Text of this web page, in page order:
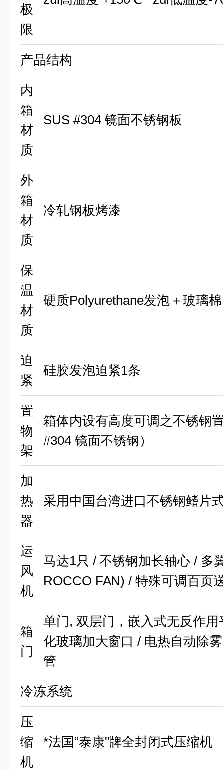
极
限
产品结构
内
箱
材
质
SUS #304 镜面不锈钢板
外
箱
材
质
冷轧钢板烤漆
保
温
材
质
硬质Polyurethane发泡＋玻璃棉
迫
紧
硅胶发泡迫紧1条
置
物
架
箱体内设有高度可调之不锈钢
#304 镜面不锈钢）
加
热
器
采用中国台湾进口不锈钢鳍片
运
风
机
马达1只 / 不锈钢加长轴心 / 多
ROCCO FAN) / 特殊可调百页
箱
门
单门, 双层门，嵌入式无反作
化玻璃加大窗口 / 电热自动除
管
冷冻系统
压
缩
机
*法国“泰康"牌全封闭式压缩机